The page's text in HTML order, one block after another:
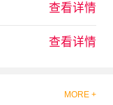
查看详情
查看详情
MORE +